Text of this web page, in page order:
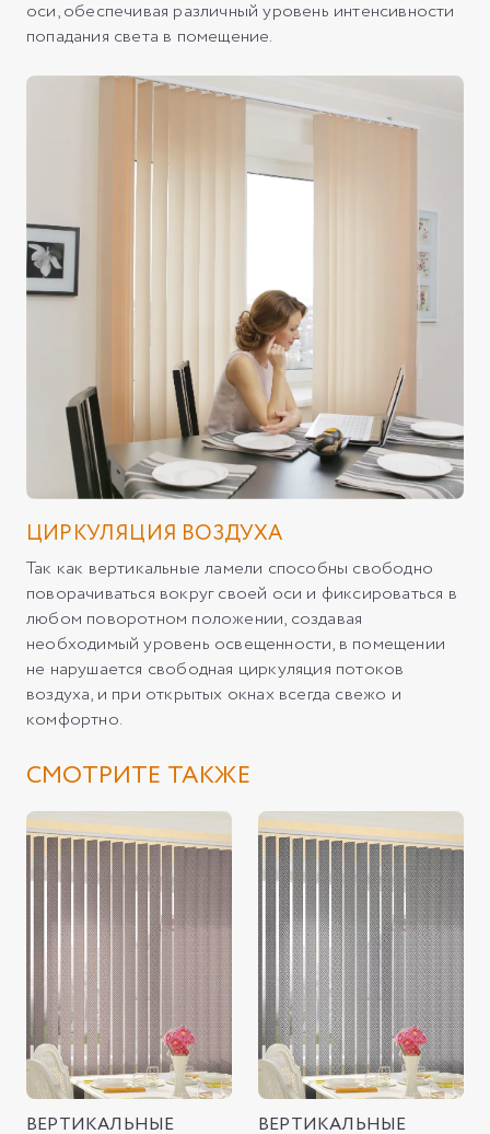
оси, обеспечивая различный уровень интенсивности
попадания света в помещение.
ЦИРКУЛЯЦИЯ ВОЗДУХА
Так как вертикальные ламели способны свободно
поворачиваться вокруг своей оси и фиксироваться в
любом поворотном положении, создавая
необходимый уровень освещенности, в помещении
не нарушается свободная циркуляция потоков
воздуха, и при открытых окнах всегда свежо и
комфортно.
СМОТРИТЕ ТАКЖЕ
ВЕРТИКАЛЬНЫЕ
ВЕРТИКАЛЬНЫЕ